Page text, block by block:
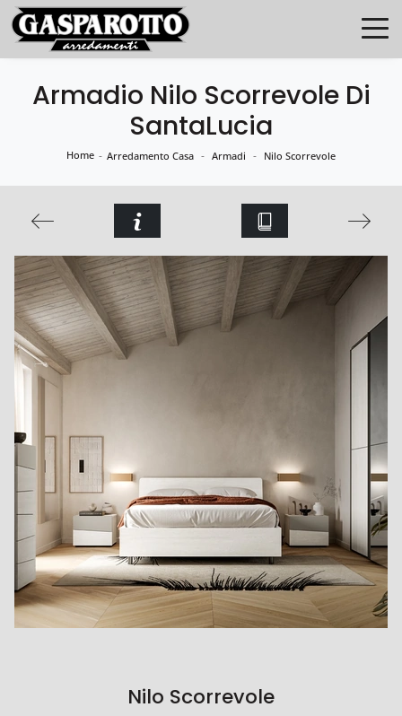
Armadio Nilo Scorrevole Di
SantaLucia
Home - Arredamento Casa - Armadi - Nilo Scorrevole
Nilo Scorrevole